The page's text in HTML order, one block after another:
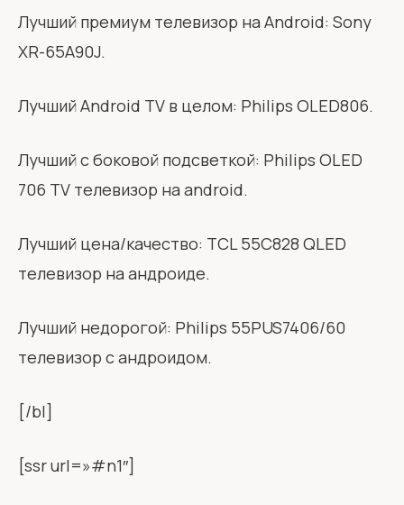
Лучший премиум телевизор на Android: Sony
XR-65A90J.
Лучший Android TV в целом: Philips OLED806.
Лучший с боковой подсветкой: Philips OLED
706 TV телевизор на android.
Лучший цена/качество: TCL 55C828 QLED
телевизор на андроиде.
Лучший недорогой: Philips 55PUS7406/60
телевизор с андроидом.
[/bl]
[ssr url=»#n1″]